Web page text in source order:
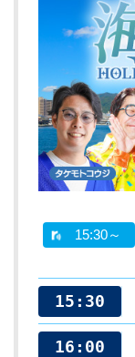
15:30～
15:30
16:00